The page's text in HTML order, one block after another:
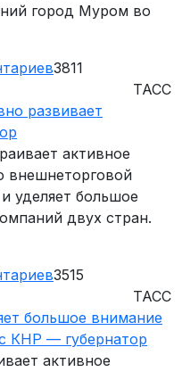
город Муром во
3811
ТАСС
развивает
активное
внешнеторговой
уделяет большое
двух стран.
3515
ТАСС
большое внимание
КНР — губернатор
активное